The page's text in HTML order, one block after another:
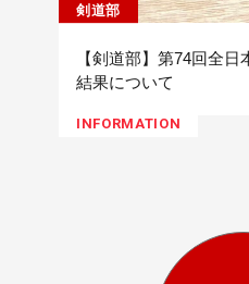
剣道部
【剣道部】第74回全
結果について
INFORMATION